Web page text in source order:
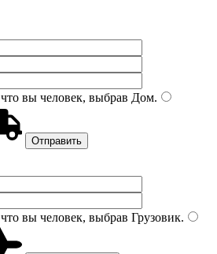
вы человек, выбрав Дом.
вы человек, выбрав Грузовик.